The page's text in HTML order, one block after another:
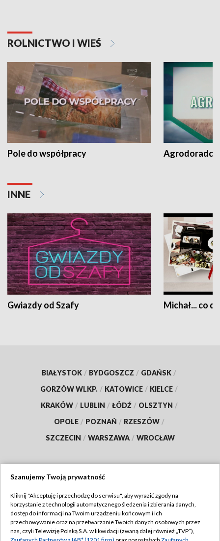
ROLNICTWO I WIEŚ
Pole do współpracy Agrodoradcy
INNE
Gwiazdy od Szafy Michał... co
BIAŁYSTOK / BYDGOSZCZ / GDAŃSK /
GORZÓW WLKP. / KATOWICE / KIELCE /
KRAKÓW / LUBLIN / ŁÓDŹ / OLSZTYN /
OPOLE / POZNAŃ / RZESZÓW /
SZCZECIN / WARSZAWA / WROCŁAW
TVP
Abonament TVP
Emisja w TVP
Regulamin TVP
Szanujemy Twoją prywatność
Kliknij "Akceptuję i przechodzę do serwisu", aby wyrazić zgody na
korzystanie z technologii automatycznego śledzenia i zbierania danych,
dostęp do informacji na Twoim urządzeniu końcowym i ich
przechowywanie oraz na przetwarzanie Twoich danych osobowych przez
nas, czyli Telewizję Polską S.A. w likwidacji (zwaną dalej również „TVP”),